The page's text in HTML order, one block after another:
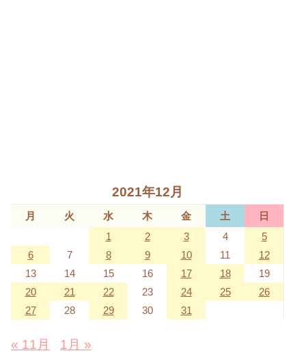
2021年12月
月 火 水 木 金 土
日
1
2 3 4
5
6
7 8 9 10 11
12
13
14 15 16 17 18
19
20
21 22 23 24 25
26
27
28 29 30 31
« 11月 1月 »